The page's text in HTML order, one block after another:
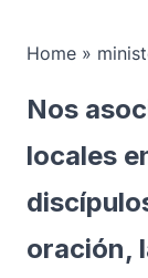
Home »
Nos
locales
oración,